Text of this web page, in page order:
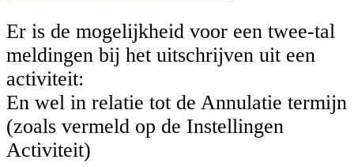
Er is de mogelijkheid voor een twee-tal
meldingen bij het uitschrijven uit een
activiteit:
En wel in relatie tot de Annulatie termijn
(zoals vermeld op de Instellingen
Activiteit)